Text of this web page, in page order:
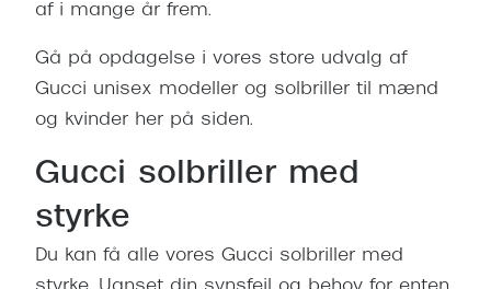
af i mange år frem.
Gå på opdagelse i vores store udvalg af
Gucci unisex modeller og solbriller til mænd
og kvinder her på siden.
Gucci solbriller med
styrke
Du kan få alle vores Gucci solbriller med